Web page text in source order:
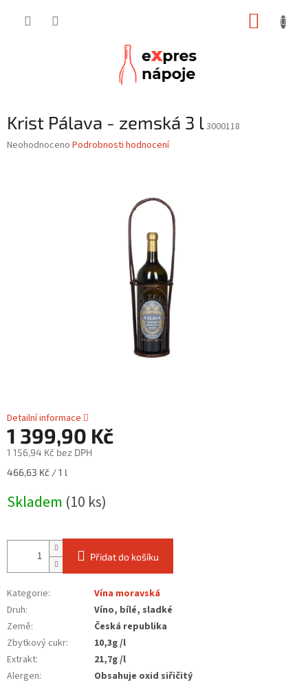
Krist Pálava - zemská 3 l3000118
Průměrné
Neohodnoceno Podrobnosti hodnocení
Detailní informace
1 399,90 Kč
1 156,94 Kč bez DPH
Měrná
466,63 Kč / 1 l
Skladem (10 ks)
Přidat do košíku
Kategorie:
Vína moravská
Druh:
Víno, bílé, sladké
Země:
Česká republika
Zbytkový cukr:
10,3g /l
Extrakt:
21,7g /l
Alergen:
Obsahuje oxid siřičitý